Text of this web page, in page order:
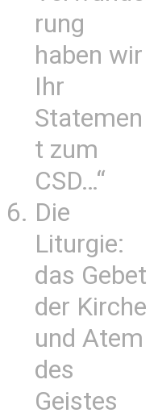
rung
haben wir
Ihr
Statemen
t zum
CSD…“
Die
Liturgie:
das Gebet
der Kirche
und Atem
des
Geistes